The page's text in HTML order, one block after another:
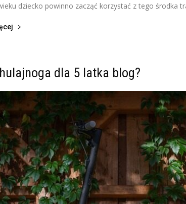
dziecko powinno zacząć korzystać z tego środka
dla 5 latka blog?